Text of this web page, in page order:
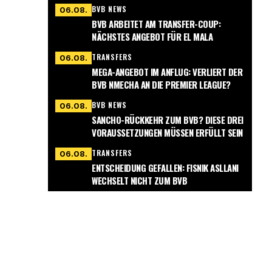
06.08. BVB NEWS
BVB ARBEITET AM TRANSFER-COUP:
NÄCHSTES ANGEBOT FÜR EL MALA
06.08. TRANSFERS
MEGA-ANGEBOT IM ANFLUG: VERLIERT DER
BVB NMECHA AN DIE PREMIER LEAGUE?
06.08. BVB NEWS
SANCHO-RÜCKKEHR ZUM BVB? DIESE DREI
VORAUSSETZUNGEN MÜSSEN ERFÜLLT SEIN
06.08. TRANSFERS
ENTSCHEIDUNG GEFALLEN: FISNIK ASLLANI
WECHSELT NICHT ZUM BVB